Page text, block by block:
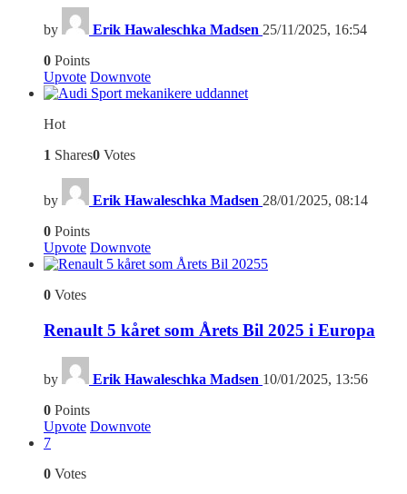
by Erik Hawaleschka Madsen 25/11/2025, 16:54
0 Points
Upvote Downvote
Hot
1 Shares0 Votes
by Erik Hawaleschka Madsen 28/01/2025, 08:14
0 Points
Upvote Downvote
5
0 Votes
Renault 5 kåret som Årets Bil 2025 i Europa
by Erik Hawaleschka Madsen 10/01/2025, 13:56
0 Points
Upvote Downvote
7
0 Votes